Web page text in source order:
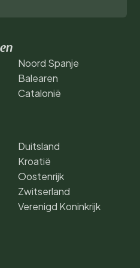
Noord Spanje
Balearen
Catalonië
Duitsland
Kroatië
Oostenrijk
Zwitserland
Verenigd Koninkrijk